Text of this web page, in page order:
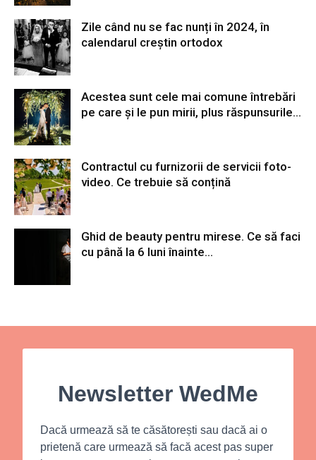
Zile când nu se fac nunți în 2024, în
calendarul creștin ortodox
Acestea sunt cele mai comune întrebări
pe care și le pun mirii, plus răspunsurile...
Contractul cu furnizorii de servicii foto-
video. Ce trebuie să conțină
Ghid de beauty pentru mirese. Ce să faci
cu până la 6 luni înainte...
Newsletter WedMe
Dacă urmează să te căsătorești sau dacă ai o
prietenă care urmează să facă acest pas super